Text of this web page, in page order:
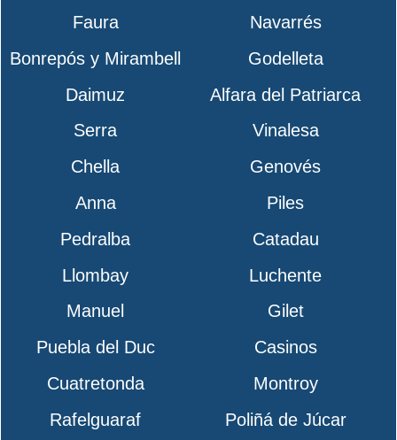
Faura
Navarrés
Bonrepós y Mirambell
Godelleta
Daimuz
Alfara del Patriarca
Serra
Vinalesa
Chella
Genovés
Anna
Piles
Pedralba
Catadau
Llombay
Luchente
Manuel
Gilet
Puebla del Duc
Casinos
Cuatretonda
Montroy
Rafelguaraf
Poliñá de Júcar